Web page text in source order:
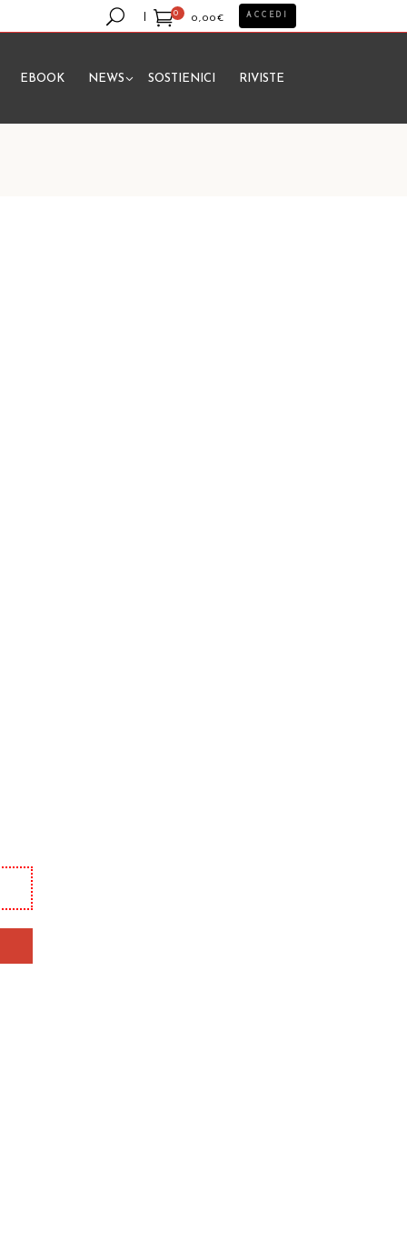
0
0,00€
prodotto nel carrello.
ACCEDI
EBOOK NEWS SOSTIENICI RIVISTE